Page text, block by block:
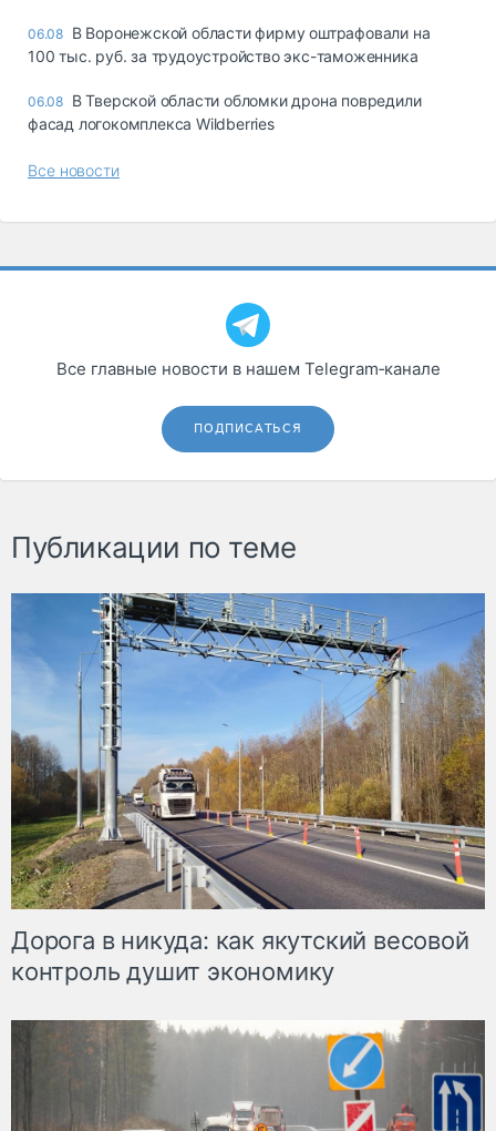
06.08 В Воронежской области фирму оштрафовали на
100 тыс. руб. за трудоустройство экс-таможенника
06.08 В Тверской области обломки дрона повредили
фасад логокомплекса Wildberries
Все новости
Все главные новости в нашем Telegram‑канале
ПОДПИСАТЬСЯ
Публикации по теме
Дорога в никуда: как якутский весовой
контроль душит экономику